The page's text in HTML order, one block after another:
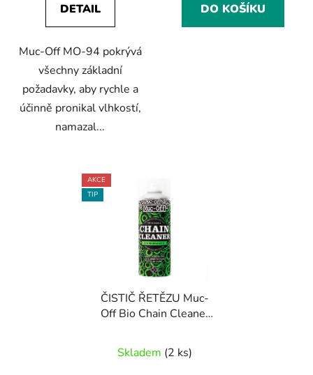
DETAIL
Muc-Off MO-94 pokrývá
všechny základní
požadavky, aby rychle a
účinně pronikal vlhkostí,
namazal...
DO KOŠÍKU
AKCE
TIP
ČISTIČ ŘETĚZU Muc-
Off Bio Chain Cleaner
Skladem (2 ks)